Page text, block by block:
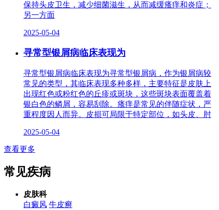
保持头皮卫生，减少细菌滋生，从而减缓瘙痒和炎症；
另一方面
2025-05-04
寻常型银屑病临床表现为
寻常型银屑病临床表现为寻常型银屑病，作为银屑病较
常见的类型，其临床表现多种多样，主要特征是皮肤上
出现红色或粉红色的丘疹或斑块，这些斑块表面覆盖着
银白色的鳞屑，容易刮除。瘙痒是常见的伴随症状，严
重程度因人而异。皮损可局限于特定部位，如头皮、肘
2025-05-04
查看更多
常见疾病
皮肤科
白癜风 牛皮癣